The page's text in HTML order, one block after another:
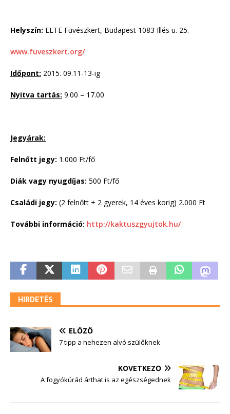
Helyszín: ELTE Füvészkert, Budapest 1083 Illés u. 25.
www.fuveszkert.org/
Időpont: 2015. 09.11-13-ig
Nyitva tartás: 9.00 – 17.00
Jegyárak:
Felnőtt jegy: 1.000 Ft/fő
Diák vagy nyugdíjas: 500 Ft/fő
Családi jegy: (2 felnőtt + 2 gyerek, 14 éves korig) 2.000 Ft
További információ: http://kaktuszgyujtok.hu/
HIRDETÉS
ELŐZŐ
7 tipp a nehezen alvó szülőknek
KÖVETKEZŐ
A fogyókúrád árthat is az egészségednek